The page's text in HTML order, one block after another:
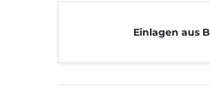
Einlagen aus